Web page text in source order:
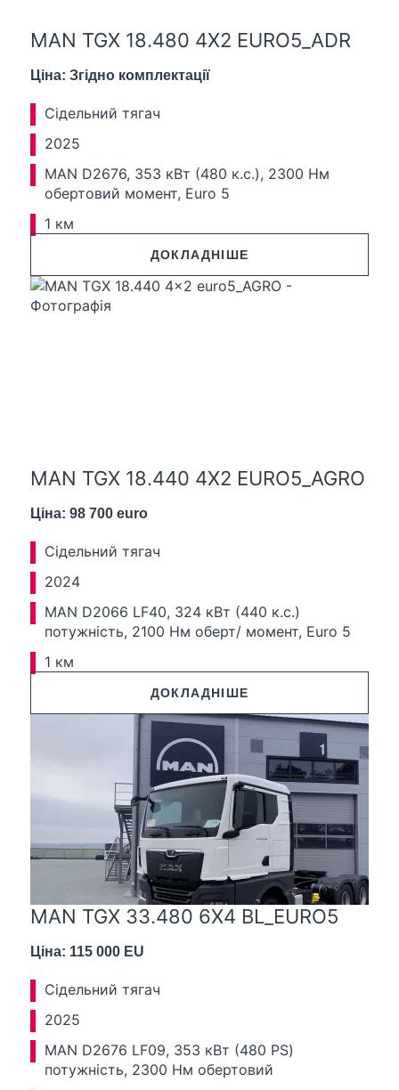
MAN TGX 18.480 4X2 EURO5_ADR
Ціна: Згідно комплектації
Сідельний тягач
2025
MAN D2676, 353 кВт (480 к.с.), 2300 Нм
обертовий момент, Euro 5
1 км
ДОКЛАДНІШЕ
MAN TGX 18.440 4X2 EURO5_AGRO
Ціна: 98 700 euro
Сідельний тягач
2024
MAN D2066 LF40, 324 кВт (440 к.с.)
потужність, 2100 Нм оберт/ момент, Euro 5
1 км
ДОКЛАДНІШЕ
MAN TGX 33.480 6X4 BL_EURO5
Ціна: 115 000 EU
Сідельний тягач
2025
MAN D2676 LF09, 353 кВт (480 PS)
потужність, 2300 Нм обертовий